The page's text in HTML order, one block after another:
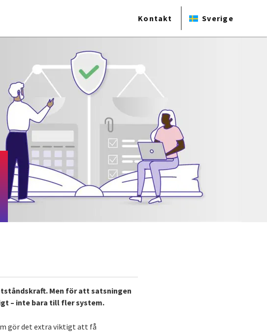
Kontakt Sverige
Men för att satsningen
– inte bara till fler system.
gör det extra viktigt att få